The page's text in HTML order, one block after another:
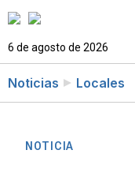
6 de agosto de 2026
Noticias Locales
NOTICIA